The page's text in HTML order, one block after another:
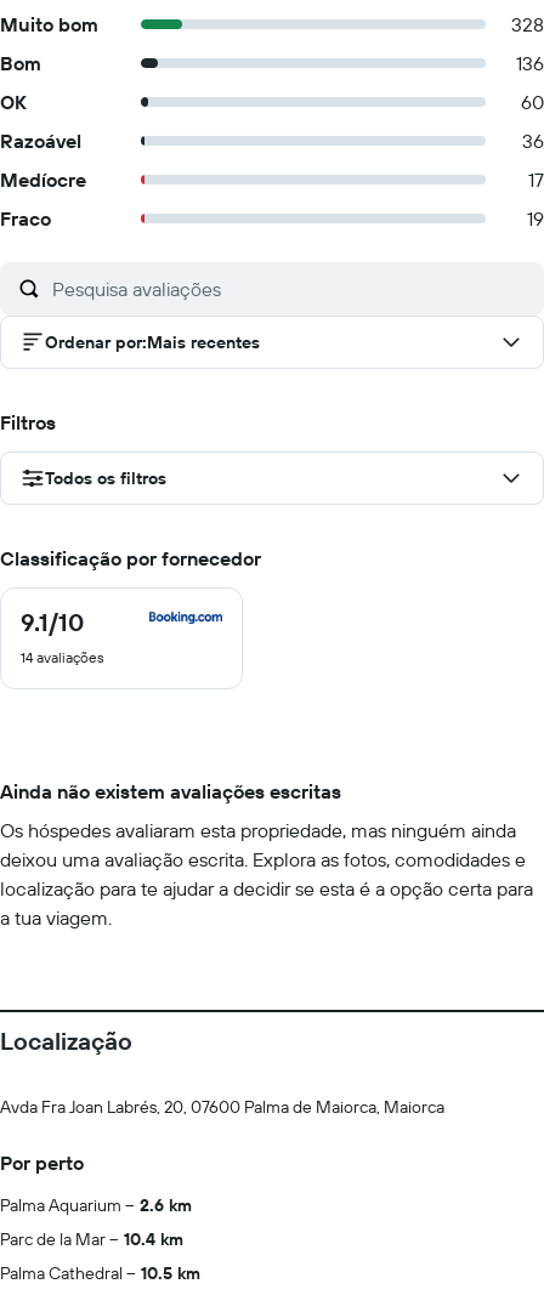
Muito bom
328
Bom
136
OK
60
Razoável
36
Medíocre
17
Fraco
19
Ordenar por:Mais recentes
Filtros
Todos os filtros
Classificação por fornecedor
9.1/10
9.1
10
14 avaliações
Ainda não existem avaliações escritas
Os hóspedes avaliaram esta propriedade, mas ninguém ainda
deixou uma avaliação escrita. Explora as fotos, comodidades e
localização para te ajudar a decidir se esta é a opção certa para
a tua viagem.
Localização
Avda Fra Joan Labrés, 20, 07600 Palma de Maiorca, Maiorca
Por perto
Palma Aquarium
2.6 km
Parc de la Mar
10.4 km
Palma Cathedral
10.5 km